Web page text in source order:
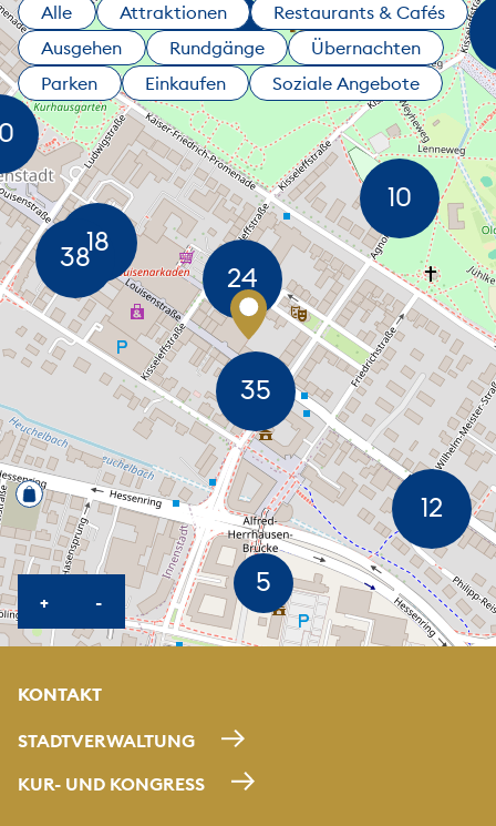
Alle Attraktionen
Restaurants & Cafés
Ausgehen
Rundgänge
Übernachten
Parken
Einkaufen Soziale Angebote
+KARTE HEREINZOOMEN
-KARTE HERAUSZOOMEN
KONTAKT
STADTVERWALTUNG
KUR- UND KONGRESS